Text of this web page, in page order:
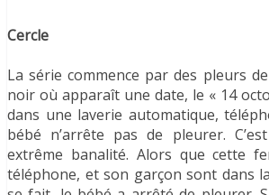
Cercle
La série commence par des pleurs
noir où apparaît une date, le « 14
dans une laverie automatique,
bébé n’arrête pas de pleurer.
extrême banalité. Alors que cette
téléphone, et son garçon sont dans